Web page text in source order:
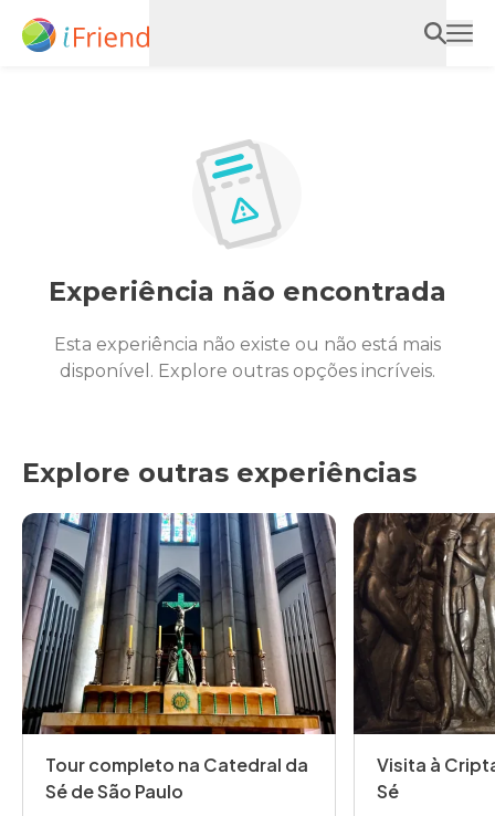
Experiência não encontrada
Esta experiência não existe ou não está mais
disponível. Explore outras opções incríveis.
Explore outras experiências
Tour completo na Catedral da
Sé de São Paulo
Visita à
Sé